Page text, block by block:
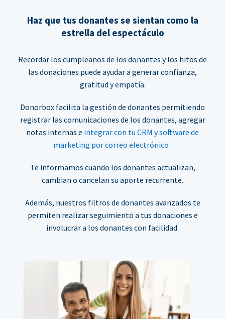
Haz que tus donantes se sientan como la
estrella del espectáculo
Recordar los cumpleaños de los donantes y los hitos de
las donaciones puede ayudar a generar confianza,
gratitud y empatía.
Donorbox facilita la gestión de donantes permitiendo
registrar las comunicaciones de los donantes, agregar
notas internas e integrar con tu CRM y software de
marketing por correo electrónico .
Te informamos cuando los donantes actualizan,
cambian o cancelan su aporte recurrente.
Además, nuestros filtros de donantes avanzados te
permiten realizar seguimiento a tus donaciones e
involucrar a los donantes con facilidad.